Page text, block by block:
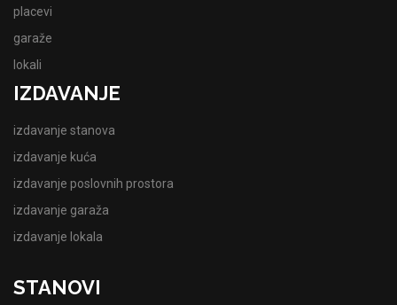
placevi
garaže
lokali
IZDAVANJE
izdavanje stanova
izdavanje kuća
izdavanje poslovnih prostora
izdavanje garaža
izdavanje lokala
STANOVI